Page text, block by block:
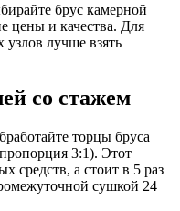
брус камерной
цены и качества. Для
лучше взять
со стажем
торцы бруса
3:1). Этот
средств, а стоит в 5 раз
сушкой 24